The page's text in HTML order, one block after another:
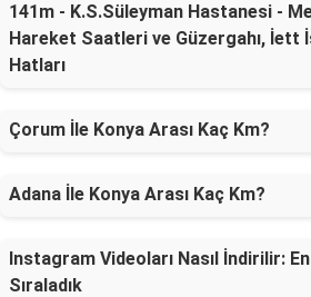
141m - K.S.Süleyman Hastanesi -
Hareket Saatleri ve Güzergahı, İett
Hatları
Çorum İle Konya Arası Kaç Km?
Adana İle Konya Arası Kaç Km?
Instagram Videoları Nasıl İndirilir:
Sıraladık